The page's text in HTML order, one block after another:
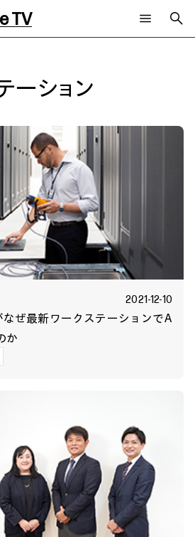
TV
事例
イベントレポート
AI PC
AIワークステーション
Poly
WXP（DEXツール）
タグ一覧
イト
ーション
2021-12-10
ぜ最新ワークステーションでA
か